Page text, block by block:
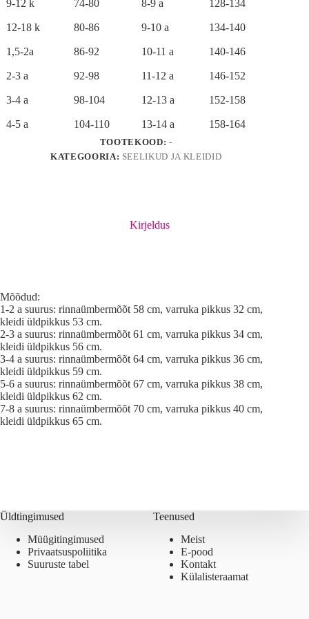
9-12 k 74-80 8-9 a 128-134
12-18 k 80-86 9-10 a 134-140
1,5-2a 86-92 10-11 a 140-146
2-3 a 92-98 11-12 a 146-152
3-4 a 98-104 12-13 a 152-158
4-5 a 104-110 13-14 a 158-164
TOOTEKOOD: -
KATEGOORIA: SEELIKUD JA KLEIDID
Kirjeldus
Mõõdud:
1-2 a suurus: rinnaümbermõõt 58 cm, varruka pikkus 32 cm,
kleidi üldpikkus 53 cm.
2-3 a suurus: rinnaümbermõõt 61 cm, varruka pikkus 34 cm,
kleidi üldpikkus 56 cm.
3-4 a suurus: rinnaümbermõõt 64 cm, varruka pikkus 36 cm,
kleidi üldpikkus 59 cm.
5-6 a suurus: rinnaümbermõõt 67 cm, varruka pikkus 38 cm,
kleidi üldpikkus 62 cm.
7-8 a suurus: rinnaümbermõõt 70 cm, varruka pikkus 40 cm,
kleidi üldpikkus 65 cm.
Üldtingimused
Müügitingimused
Privaatsuspoliitika
Suuruste tabel
Teenused
Meist
E-pood
Kontakt
Külalisteraamat